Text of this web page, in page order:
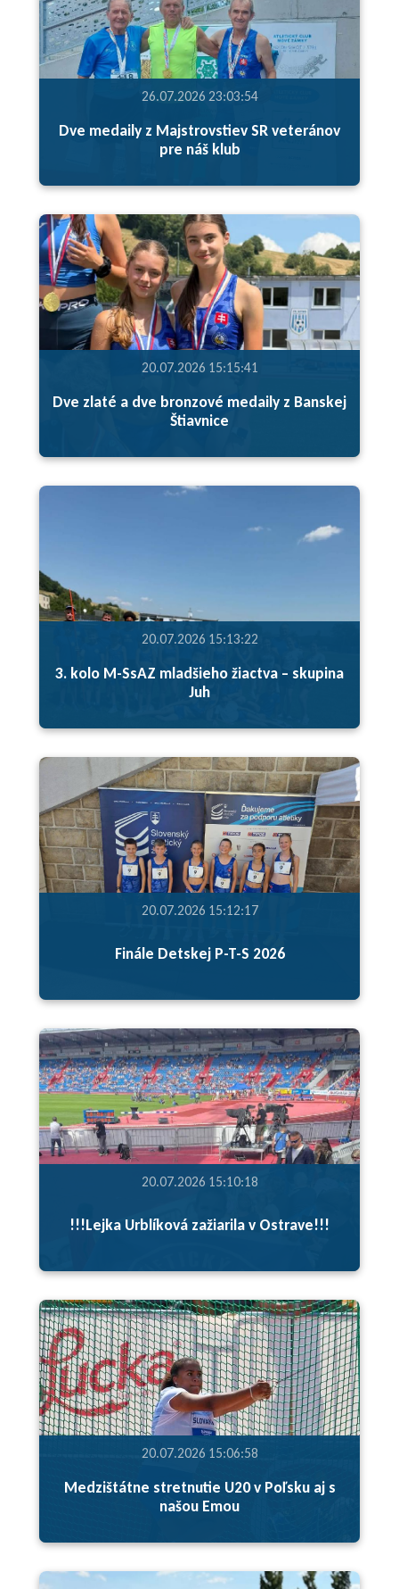
26.07.2026 23:03:54
Dve medaily z Majstrovstiev SR veteránov
pre náš klub
20.07.2026 15:15:41
Dve zlaté a dve bronzové medaily z Banskej
Štiavnice
20.07.2026 15:13:22
3. kolo M-SsAZ mladšieho žiactva – skupina
Juh
20.07.2026 15:12:17
Finále Detskej P-T-S 2026
20.07.2026 15:10:18
!!!Lejka Urblíková zažiarila v Ostrave!!!
20.07.2026 15:06:58
Medzištátne stretnutie U20 v Poľsku aj s
našou Emou